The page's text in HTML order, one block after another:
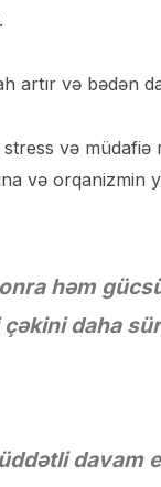
artır və bədən
və müdafiə
və orqanizmin
həm
daha
davam